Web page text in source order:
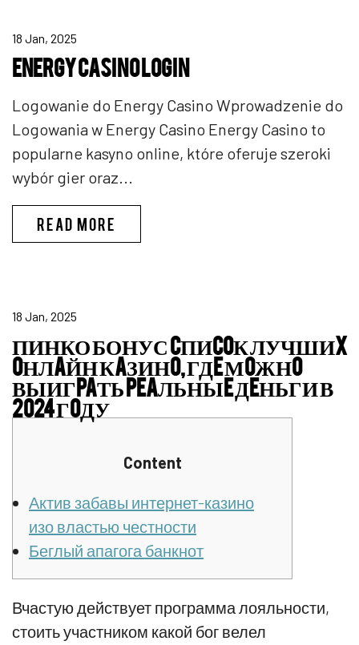
18 Jan, 2025
ENERGY CASINO LOGIN
Logowanie do Energy Casino Wprowadzenie do
Logowania w Energy Casino Energy Casino to
popularne kasyno online, które oferuje szeroki
wybór gier oraz...
READ MORE
18 Jan, 2025
ПИНКО БОНУС CПИCOК ЛУЧШИX
OНЛAЙН КAЗИНO, ГДE МOЖНO
ВЫИГPAТЬ PEAЛЬНЫE ДEНЬГИ В
2024 ГOДУ
Content
Актив забавы интернет-казино
изо властью честности
Беглый апагога банкнот
Вчастую действует программа лояльности,
стоить участником какой бог велел